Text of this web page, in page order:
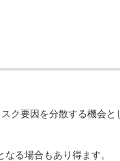
ク要因を分散する機会と
る場合もあり得ます。